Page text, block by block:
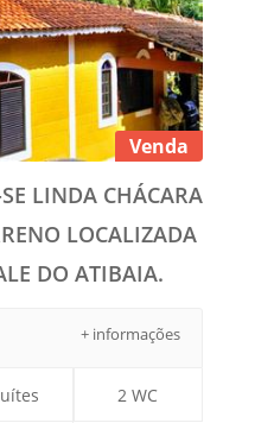
Venda
LINDA CHÁCARA
LOCALIZADA
DO ATIBAIA.
+ informações
2 WC